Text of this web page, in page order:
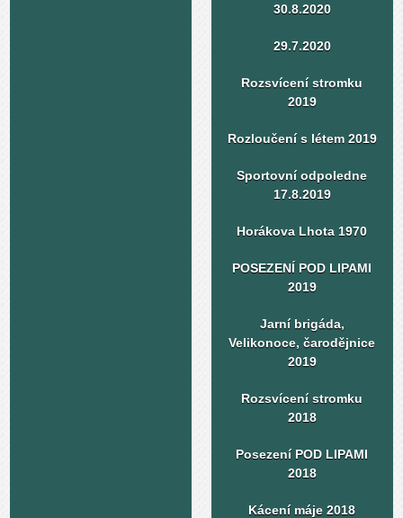
30.8.2020
29.7.2020
Rozsvícení stromku
2019
Rozloučení s létem 2019
Sportovní odpoledne
17.8.2019
Horákova Lhota 1970
POSEZENÍ POD LIPAMI
2019
Jarní brigáda,
Velikonoce, čarodějnice
2019
Rozsvícení stromku
2018
Posezení POD LIPAMI
2018
Kácení máje 2018